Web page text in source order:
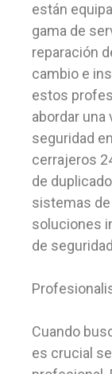
están
gama de
reparación
cambio e
estos
abordar una
seguridad
cerrajeros
de
sistemas
soluciones
de
Cuando
es crucial